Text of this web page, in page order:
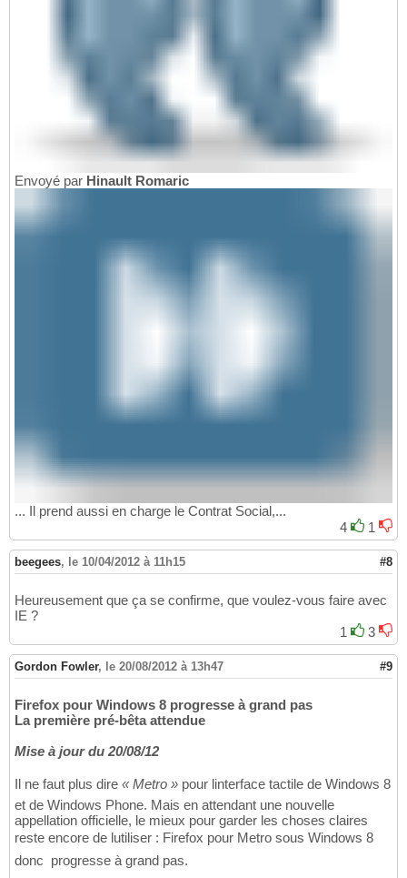
Envoyé par Hinault Romaric
... Il prend aussi en charge le Contrat Social,...
4
1
beegees, le 10/04/2012 à 11h15 #8
Heureusement que ça se confirme, que voulez-vous faire avec
IE ?
1
3
Gordon Fowler, le 20/08/2012 à 13h47 #9
Firefox pour Windows 8 progresse à grand pas
La première pré-bêta attendue
Mise à jour du 20/08/12
Il ne faut plus dire « Metro » pour linterface tactile de Windows 8
et de Windows Phone. Mais en attendant une nouvelle
appellation officielle, le mieux pour garder les choses claires
reste encore de lutiliser : Firefox pour Metro sous Windows 8 
donc  progresse à grand pas.